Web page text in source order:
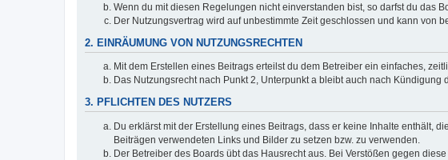
Wenn du mit diesen Regelungen nicht einverstanden bist, so darfst du das
Der Nutzungsvertrag wird auf unbestimmte Zeit geschlossen und kann von
2. EINRÄUMUNG VON NUTZUNGSRECHTEN
Mit dem Erstellen eines Beitrags erteilst du dem Betreiber ein einfaches,
Das Nutzungsrecht nach Punkt 2, Unterpunkt a bleibt auch nach Kündigung
3. PFLICHTEN DES NUTZERS
Du erklärst mit der Erstellung eines Beitrags, dass er keine Inhalte enthält,
Beiträgen verwendeten Links und Bilder zu setzen bzw. zu verwenden.
Der Betreiber des Boards übt das Hausrecht aus. Bei Verstößen gegen